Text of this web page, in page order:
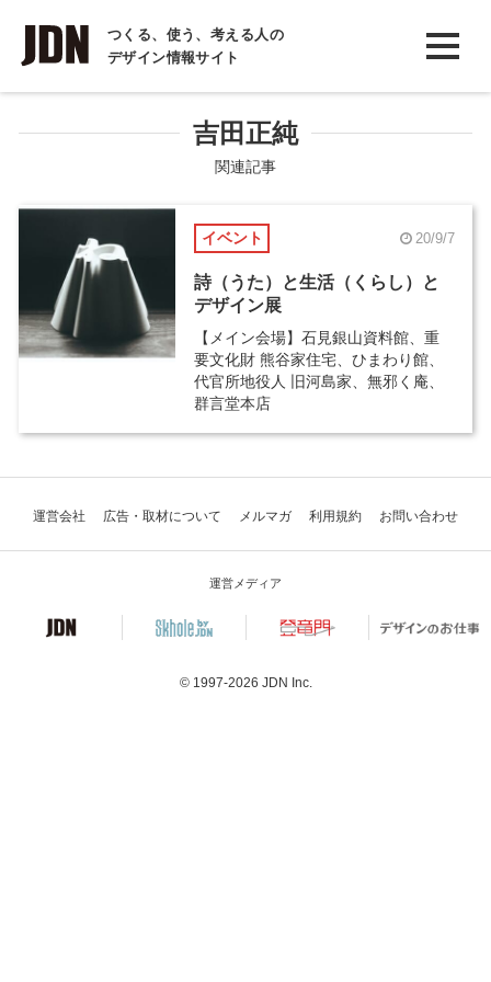
つくる、使う、考える人の
デザイン情報サイト
INTERVIEW
インタビュー
COLUMN
コラム
吉田正純
関連記事
イベント 20/9/7
詩（うた）と生活（くらし）と
デザイン展
【メイン会場】石見銀山資料館、重
要文化財 熊谷家住宅、ひまわり館、
代官所地役人 旧河島家、無邪く庵、
群言堂本店
運営会社 広告・取材について メルマガ 利用規約 お問い合わせ
運営メディア
© 1997-2026 JDN Inc.